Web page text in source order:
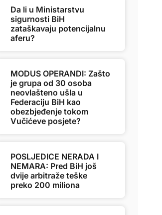
Da li u Ministarstvu
sigurnosti BiH
zataškavaju potencijalnu
aferu?
MODUS OPERANDI: Zašto
je grupa od 30 osoba
neovlašteno ušla u
Federaciju BiH kao
obezbjeđenje tokom
Vučićeve posjete?
POSLJEDICE NERADA I
NEMARA: Pred BiH još
dvije arbitraže teške
preko 200 miliona